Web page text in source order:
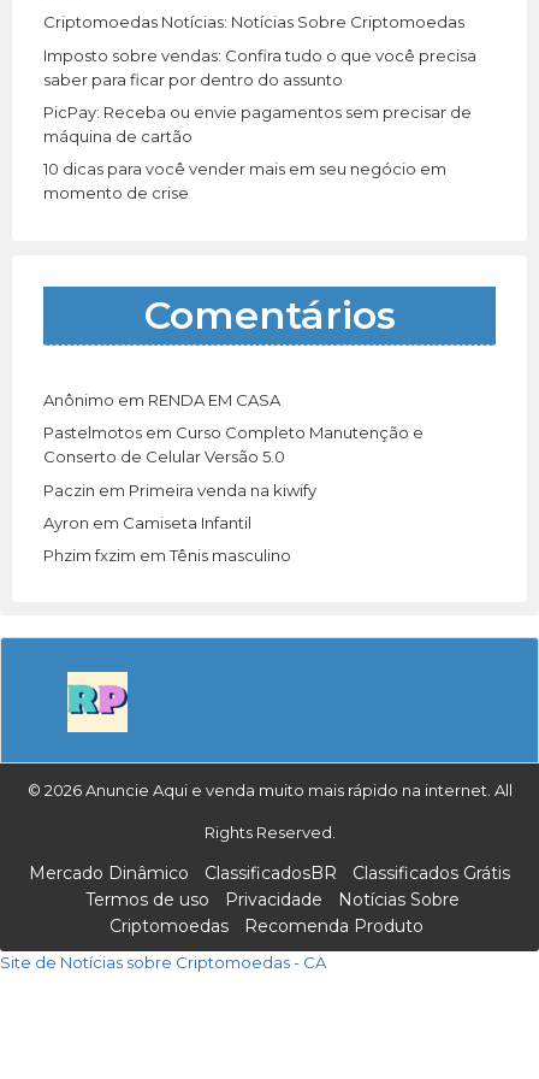
Criptomoedas Notícias: Notícias Sobre Criptomoedas
Imposto sobre vendas: Confira tudo o que você precisa
saber para ficar por dentro do assunto
PicPay: Receba ou envie pagamentos sem precisar de
máquina de cartão
10 dicas para você vender mais em seu negócio em
momento de crise
Comentários
Anônimo em RENDA EM CASA
Pastelmotos em Curso Completo Manutenção e
Conserto de Celular Versão 5.0
Paczin em Primeira venda na kiwify
Ayron em Camiseta Infantil
Phzim fxzim emTênis masculino
© 2026 Anuncie Aqui e venda muito mais rápido na internet. All
Rights Reserved.
Mercado Dinâmico ClassificadosBR
Classificados Grátis
Termos de uso
Privacidade
Notícias Sobre
Criptomoedas
Recomenda Produto
Site de Notícias sobre Criptomoedas - CA